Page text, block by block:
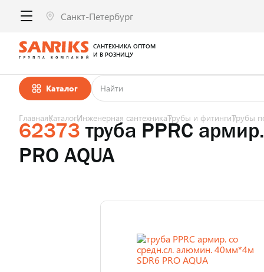
Каталог
САНТЕХНИКА ОПТОМ
И В РОЗНИЦУ
ГлавнаяКаталогИнженерная сантехникаТрубы и фитингиТрубы
62373 труба PPRC
PRO AQUA